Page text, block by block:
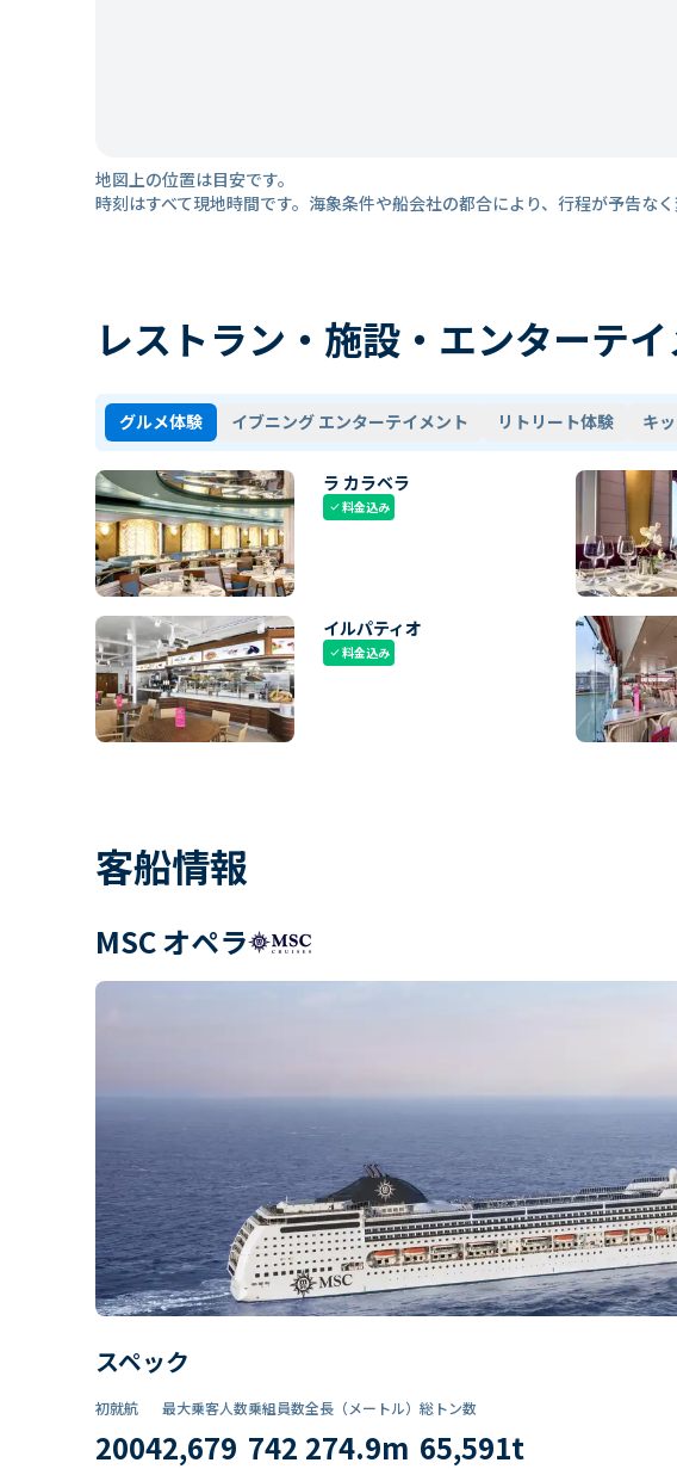
地図上の位置は目安です。
時刻はすべて現地時間です。海象条件や船会社の都合により、行程が予告なく
レストラン・施設・エンターテ
グルメ体験 イブニング エンターテイメント リトリート体験 キ
ラ カラベラ
check料金込み
イルパティオ
check料金込み
客船情報
MSC オペラ
スペック
初就航
2004
最大乗客人数
2,679
乗組員数​
742
全長（メートル）
274.9m
総トン数​
65,591t